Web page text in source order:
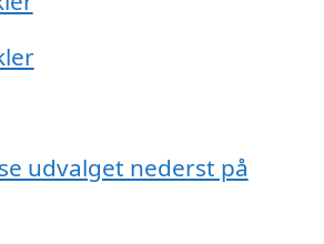
se udvalget nederst på